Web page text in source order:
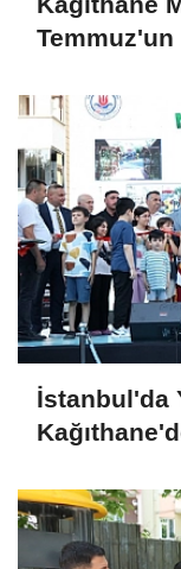
Temmuz'un
İstanbul'da